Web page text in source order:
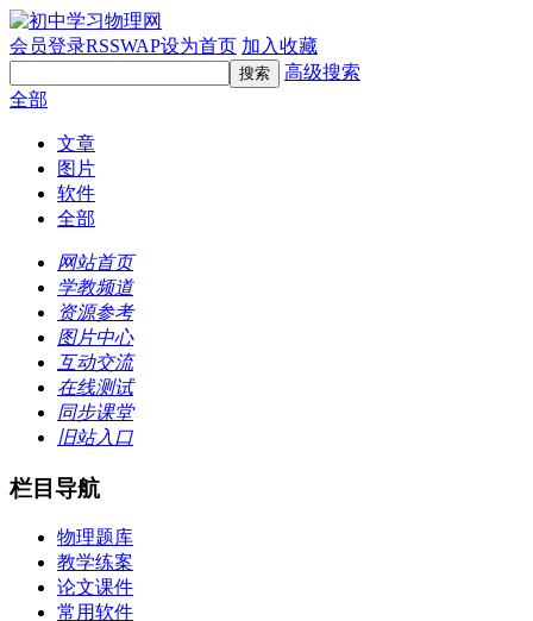
会员登录RSSWAP设为首页 加入收藏
高级搜索
全部
文章
图片
软件
全部
网站首页
学教频道
资源参考
图片中心
互动交流
在线测试
同步课堂
旧站入口
栏目导航
物理题库
教学练案
论文课件
常用软件